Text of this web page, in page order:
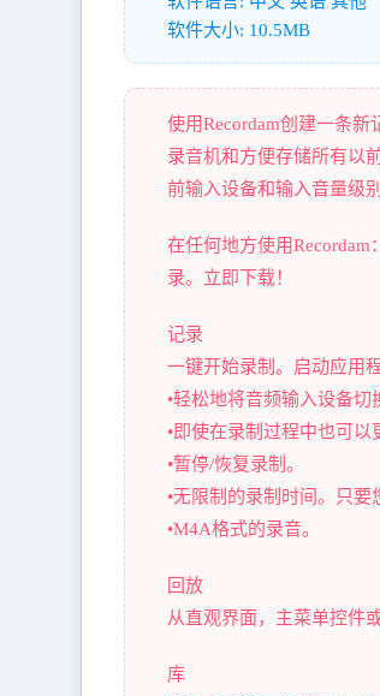
软件大小: 10.5MB
使用Recordam创建一条
录音机和方便存储所有以
前输入设备和输入音量级
在任何地方使用
录。立即下载！
记录
一键开始录制。启动应用
•轻松地将音频输入设备切
•即使在录制过程中也可以
•暂停/恢复录制。
•无限制的录制时间。只要
•M4A格式的录音。
回放
从直观界面，主菜单控件
库